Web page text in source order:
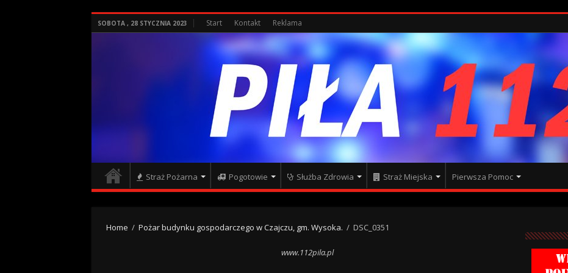
SOBOTA , 28 STYCZNIA 2023 Start Kontakt Reklama
Straż Pożarna Pogotowie Służba Zdrowia Straż Miejska Pierwsza Pomoc
Home / Pożar budynku gospodarczego w Czajczu, gm. Wysoka. / DSC_0351
www.112pila.pl